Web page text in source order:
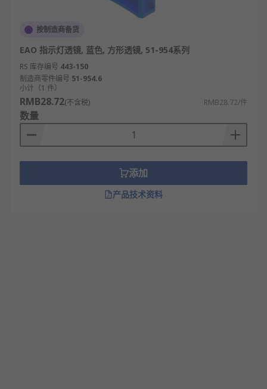
按制造商备货
EAO 指示灯透镜, 蓝色, 方形透镜, 51-954系列
RS 库存编号 443-150
制造商零件编号 51-954.6
小计（1 件）
RMB28.72(不含税) RMB28.72/件
数量
添加
产品技术资料